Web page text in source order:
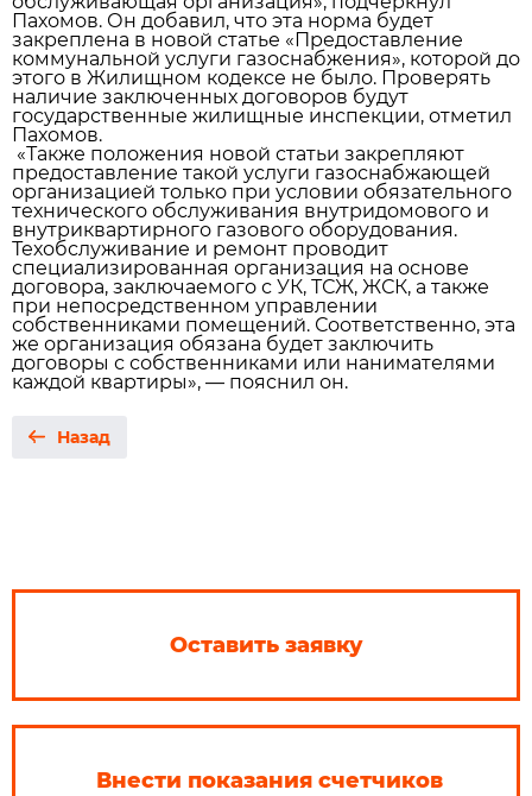
Пахомов. Он добавил, что эта норма будет
закреплена в новой статье «Предоставление
коммунальной услуги газоснабжения», которой до
этого в Жилищном кодексе не было. Проверять
наличие заключенных договоров будут
государственные жилищные инспекции, отметил
Пахомов.
«Также положения новой статьи закрепляют
предоставление такой услуги газоснабжающей
организацией только при условии обязательного
технического обслуживания внутридомового и
внутриквартирного газового оборудования.
Техобслуживание и ремонт проводит
специализированная организация на основе
договора, заключаемого с УК, ТСЖ, ЖСК, а также
при непосредственном управлении
собственниками помещений. Соответственно, эта
же организация обязана будет заключить
договоры с собственниками или нанимателями
каждой квартиры», — пояснил он.
Назад
Оставить заявку
Внести показания счетчиков